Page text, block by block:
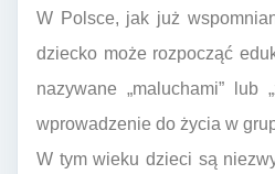
W Polsce, jak już
dziecko może rozpocząć
nazywane „maluchami” lub
wprowadzenie do życia w
W tym wieku dzieci są